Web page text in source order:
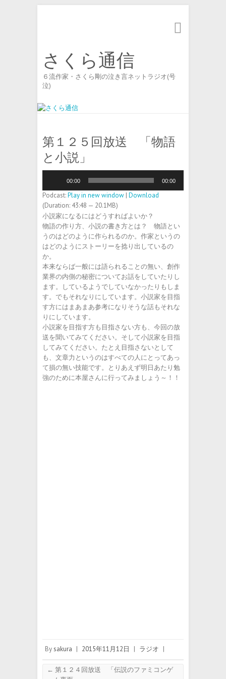
さくら通信
６流作家・さくら剛の泣き言ネットラジオ(号
泣)
第１２５回放送 「物語
と小説」
プ
レ
ー
ヤ
ー
00:00 00:00
Podcast:Play in new window | Download
(Duration: 43:48 — 20.1MB)
小説家になるにはどうすればよいか？
物語の作り方、小説の書き方とは？ 物語とい
うのはどのように作られるのか。作家というの
はどのようにストーリーを捻り出しているの
か。
本来ならば一般には語られることの無い、創作
業界の内側の秘密についてお話をしていたりし
ます。しているようでしていなかったりもしま
す。でもそれなりにしています。小説家を目指
す方にはまあまあ参考になりそうな話もそれな
りにしています。
小説家を目指す方も目指さない方も、今回の放
送を聞いてみてください。そして小説家を目指
してみてください。たとえ目指さないとして
も、文章力というのはすべての人にとってあっ
て損の無い技能です。とりあえず明日あたり勉
強のために本屋さんに行ってみましょう～！！
Bysakura | 2015年11月12日 | ラジオ |
← 第１２４回放送 「伝説のファミコンゲ